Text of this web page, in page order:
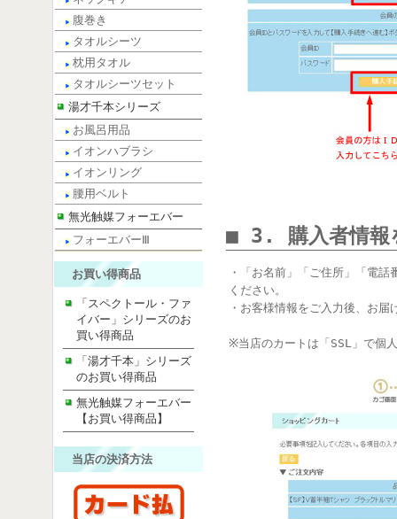
腹巻き
タオルシーツ
枕用タオル
タオルシーツセット
湯才千本シリーズ
お風呂用品
イオンハブラシ
イオンリング
腰用ベルト
無光触媒フォーエバー
フォーエバーⅢ
お買い得商品
「スペクトール・ファ
イバー」シリーズのお
買い得商品
「湯才千本」シリーズ
のお買い得商品
無光触媒フォーエバー
【お買い得商品】
当店の決済方法
■ 3. 購入者情報
・「お名前」「ご住所」「電
ください。
・お客様情報をご入力後、お
※当店のカートは「SSL」で個